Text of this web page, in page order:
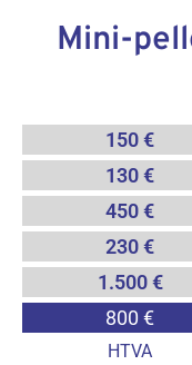
Mini-
150 €
130 €
450 €
230 €
1.500 €
800 €
HTVA